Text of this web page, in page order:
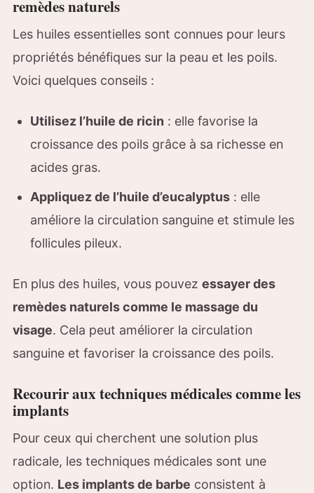
remèdes naturels
Les huiles essentielles sont connues pour leurs
propriétés bénéfiques sur la peau et les poils.
Voici quelques conseils :
Utilisez l’huile de ricin : elle favorise la
croissance des poils grâce à sa richesse en
acides gras.
Appliquez de l’huile d’eucalyptus : elle
améliore la circulation sanguine et stimule les
follicules pileux.
En plus des huiles, vous pouvez essayer des
remèdes naturels comme le massage du
visage. Cela peut améliorer la circulation
sanguine et favoriser la croissance des poils.
Recourir aux techniques médicales comme les
implants
Pour ceux qui cherchent une solution plus
radicale, les techniques médicales sont une
option. Les implants de barbe consistent à